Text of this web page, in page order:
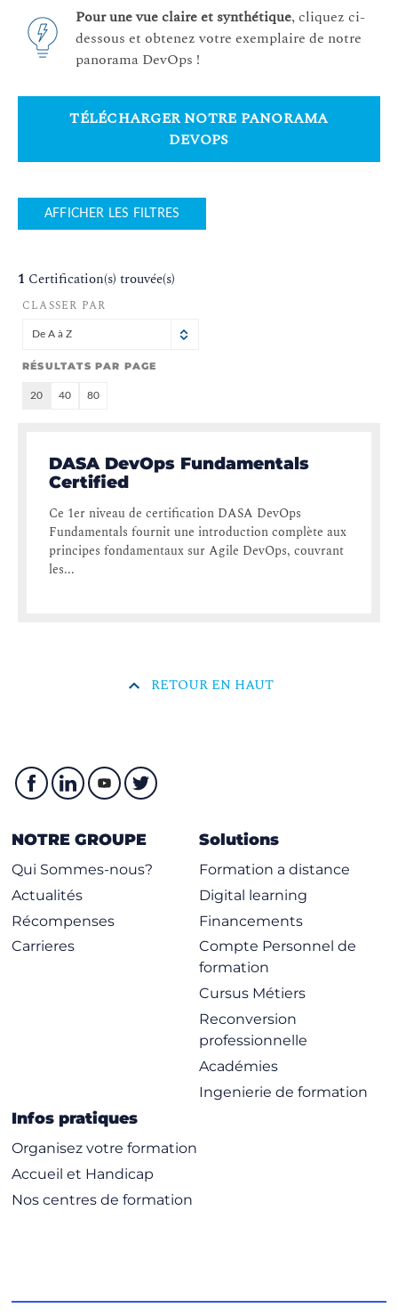
Pour une vue claire et synthétique, cliquez ci-
dessous et obtenez votre exemplaire de notre
panorama DevOps !
TÉLÉCHARGER NOTRE PANORAMA
DEVOPS
AFFICHER LES FILTRES
1 Certification(s) trouvée(s)
CLASSER PAR
De A à Z
RÉSULTATS PAR PAGE
20 40 80
DASA DevOps Fundamentals
Certified
Ce 1er niveau de certification DASA DevOps
Fundamentals fournit une introduction complète aux
principes fondamentaux sur Agile DevOps, couvrant
les...
RETOUR EN HAUT
NOTRE GROUPE
Qui Sommes-nous?
Actualités
Récompenses
Carrieres
Solutions
Formation a distance
Digital learning
Financements
Compte Personnel de
formation
Cursus Métiers
Reconversion
professionnelle
Académies
Ingenierie de formation
Infos pratiques
Organisez votre formation
Accueil et Handicap
Nos centres de formation